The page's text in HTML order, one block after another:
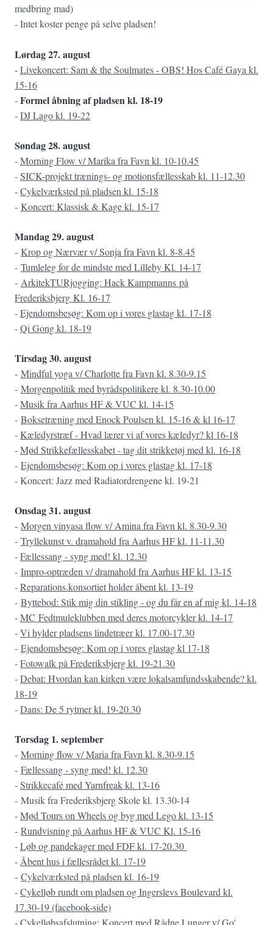
medbring mad)
- Intet koster penge på selve pladsen!
Lørdag 27. august
-Livekoncert: Sam & the Soulmates- OBS! Hos Café Gaya kl.
15-16
-Formel åbning af pladsen kl. 18-19
-DJ Lago kl. 19-22
Søndag 28. august
-Morning Flow v/ Marika fra Favn kl. 10-10.45
-SICK-projekt trænings- og motionsfællesskab kl. 11-12.30
-Cykelværksted på pladsen kl. 15-18
- Koncert: Klassisk & Kage kl. 15-17
Mandag 29. august
- Krop og Nærvær v/ Sonja fra Favn kl. 8-8.45
- Tumleleg for de mindste med Lilleby Kl. 14-17
- ArkitekTURjogging: Hack Kampmanns på
Frederiksbjerg Kl. 16-17
-Ejendomsbesøg: Kom op i vores glastag kl. 17-18
-Qi Gong kl. 18-19
Tirsdag 30. august
- Mindful yoga v/ Charlotte fra Favn kl. 8.30-9.15
- Morgenpolitik med byrådspolitikere kl. 8.30-10.00
-Musik fra Aarhus HF & VUC kl. 14-15
- Boksetræning med Enock Poulsen kl. 15-16 & kl 16-17
-Kæledyrstræf - Hvad lærer vi af vores kæledyr? kl 16-18
-Mød Strikkefællesskabet - tag dit strikketøj med kl. 16-18
- Ejendomsbesøg: Kom op i vores glastag kl. 17-18
- Koncert: Jazz med Radiatordrengene kl. 19-21
Onsdag 31. august
- Morgen vinyasa flow v/ Amina fra Favn kl. 8.30-9.30
- Tryllekunst v. dramahold fra Aarhus HF kl. 11-11.30
-Fællessang - syng med! kl. 12.30
- Impro-optræden v/ dramahold fra Aarhus H​F​ kl. 13-15
-Reparations.konsortiet holder åbent kl. 13-19
- Byttebod: Stik mig din stikling - og du får en af mig kl. 14-18
-MC Fedtmuleklubben med deres motorcykler kl. 14-17
-Vi hylder pladsens lindetræer kl. 17.00-17.30
- Ejendomsbesøg: Kom op i vores glastag kl 17-18
-Fotowalk på Frederiksbjerg kl. 19-21.30
-Debat: Hvordan kan kirken være lokalsamfundsskabende? kl.
18-19
-Dans: De 5 rytmer kl. 19-20.30
Torsdag 1. september
- Morning flow v/ Maria fra Favn kl. 8.30-9.15
- Fællessang - syng med! kl. 12.30
-Strikkecafé med Yarnfreak kl. 13-16
- Musik fra Frederiksbjerg Skole kl. 13.30-14
-Mød Tours on Wheels og byg med Lego kl. 13-15
- Rundvisning på Aarhus HF & VUC Kl. 15-16
-Løb og pandekager med FDF kl. 17-20.30
- Åbent hus i fællesrådet kl. 17-19
- Cykelværksted på pladsen kl. 16-19
-Cykelløb rundt om pladsen og Ingerslevs Boulevard kl.
17.30-19 (facebook-side)
-Cykelløbsafslutning: Koncert med Rådne Lunger v/ Go'